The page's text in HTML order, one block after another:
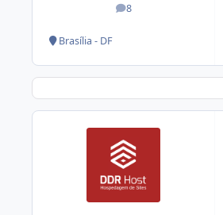
8
posts
Brasília - DF